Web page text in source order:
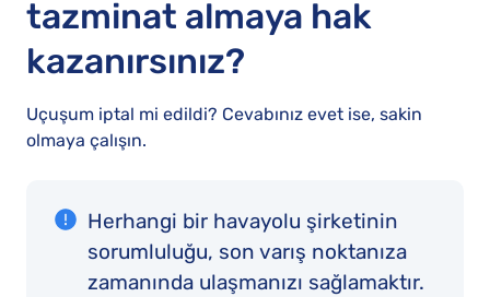
tazminat almaya hak
kazanırsınız?
Uçuşum iptal mi edildi? Cevabınız evet ise, sakin
olmaya çalışın.
Herhangi bir havayolu şirketinin
sorumluluğu, son varış noktanıza
zamanında ulaşmanızı sağlamaktır.